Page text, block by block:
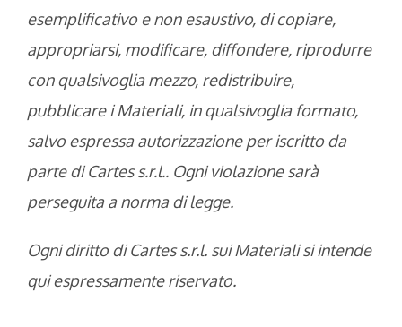
esemplificativo e non esaustivo, di copiare,
appropriarsi, modificare, diffondere, riprodurre
con qualsivoglia mezzo, redistribuire,
pubblicare i Materiali, in qualsivoglia formato,
salvo espressa autorizzazione per iscritto da
parte di Cartes s.r.l.. Ogni violazione sarà
perseguita a norma di legge.
Ogni diritto di Cartes s.r.l. sui Materiali si intende
qui espressamente riservato.